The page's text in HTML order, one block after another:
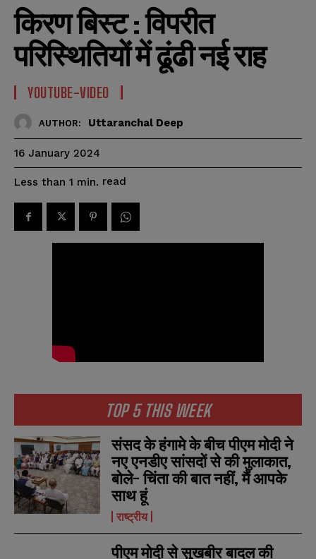
TOP 5 THIS WEEK
संसद के हंगामे के बीच पीएम मोदी ने
नए एनडीए सांसदों से की मुलाकात,
बोले- चिंता की बात नहीं, मैं आपके
साथ हूं
राष्ट्रीय
पीएम मोदी से सुखबीर बादल की
किरण बिस्ट : विपरीत
परिस्थितियों में ढूंढी नई राह
YOUTUBE-VIDEO
AUTHOR: Uttaranchal Deep
16 January 2024
Less than 1 min. read